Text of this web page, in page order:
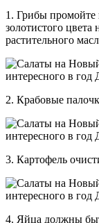
1. Грибы промойте
золотистого
растительного
2. Крабовые
3. Картофель
4. Яйца должны